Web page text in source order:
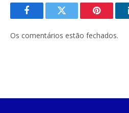
FacebookTwitter Pinterest
Os comentários estão fechados.